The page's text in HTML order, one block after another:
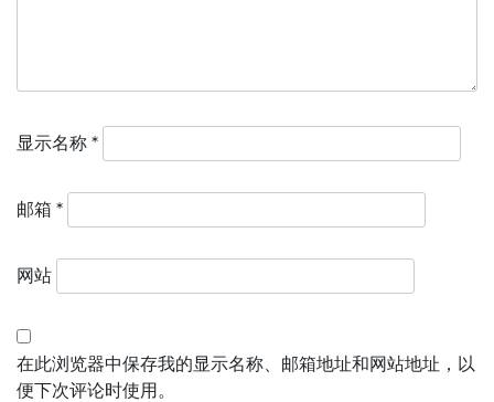
显示名称 *
邮箱 *
网站
在此浏览器中保存我的显示名称、邮箱地址和网站地址，以
便下次评论时使用。